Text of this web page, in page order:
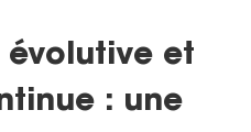
et
: une